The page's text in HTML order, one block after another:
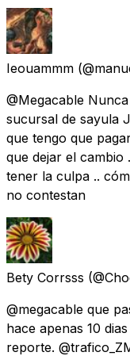
Ieouammm
@Megacable
sucursal de sayula
que tengo que
que dejar el cambio
tener la culpa ..
no contestan
Bety Corrsss
@megacable que
hace apenas 10
reporte.